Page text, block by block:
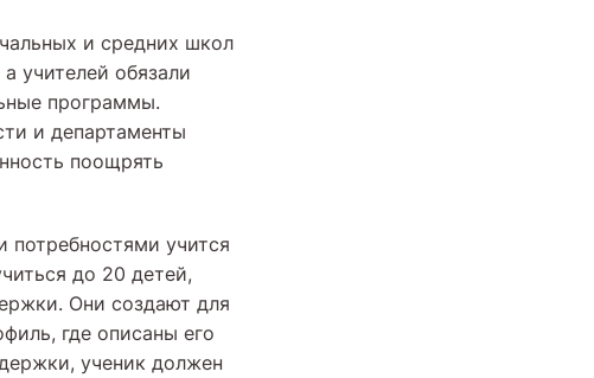
и средних школ
учителей обязали
программы.
и департаменты
поощрять
учится
до 20 детей,
Они создают для
где описаны его
ученик должен